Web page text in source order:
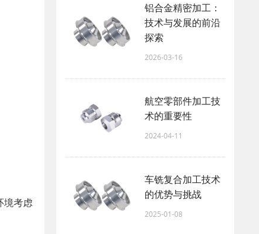
境考虑
铝合金精密加工：
技术与发展的前沿
探索
2026-03-16
航空零部件加工技
术的重要性
2024-04-11
车铣复合加工技术
的优势与挑战
2025-01-08